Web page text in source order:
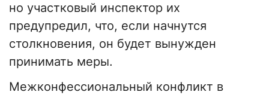
но участковый инспектор их
предупредил, что, если начнутся
столкновения, он будет вынужден
принимать меры.
Межконфессиональный конфликт в